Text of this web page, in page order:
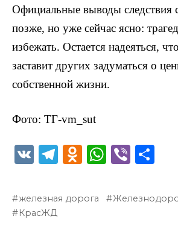
Официальные выводы следствия
позже, но уже сейчас ясно:
избежать. Остается надеяться,
заставит других задуматься о
собственной жизни.
Фото: ТГ-vm_sut
V
T
e
O
n
W
a
Vi
er п
железная дорога
КрасЖД